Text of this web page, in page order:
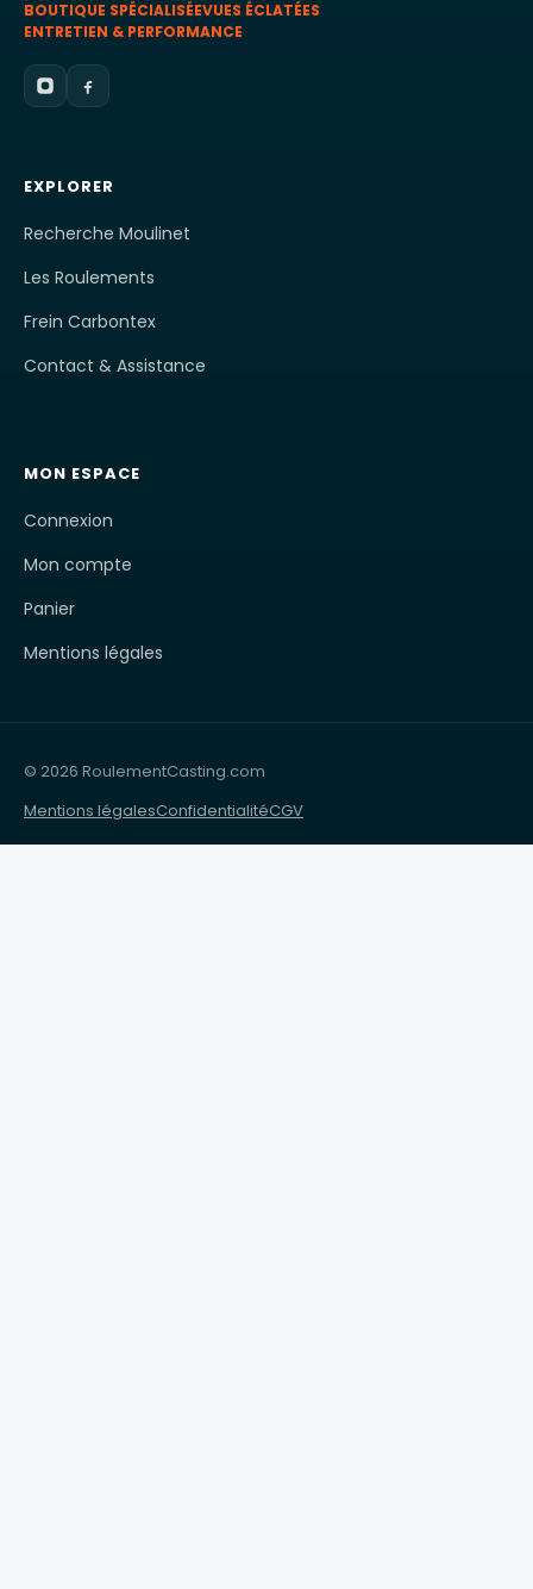
BOUTIQUE SPÉCIALISÉEVUES ÉCLATÉES
ENTRETIEN & PERFORMANCE
EXPLORER
Recherche Moulinet
Les Roulements
Frein Carbontex
Contact & Assistance
MON ESPACE
Connexion
Mon compte
Panier
Mentions légales
© 2026 RoulementCasting.com
Mentions légalesConfidentialitéCGV